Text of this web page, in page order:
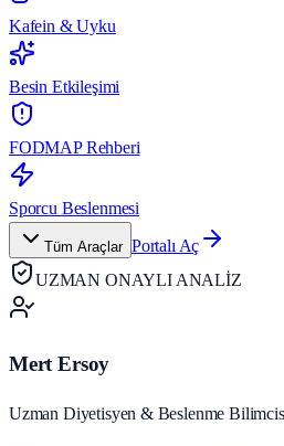
Kafein & Uyku
Besin Etkileşimi
FODMAP Rehberi
Sporcu Beslenmesi
Tüm Araçlar Portalı Aç
UZMAN ONAYLI ANALİZ
Mert Ersoy
Uzman Diyetisyen & Beslenme